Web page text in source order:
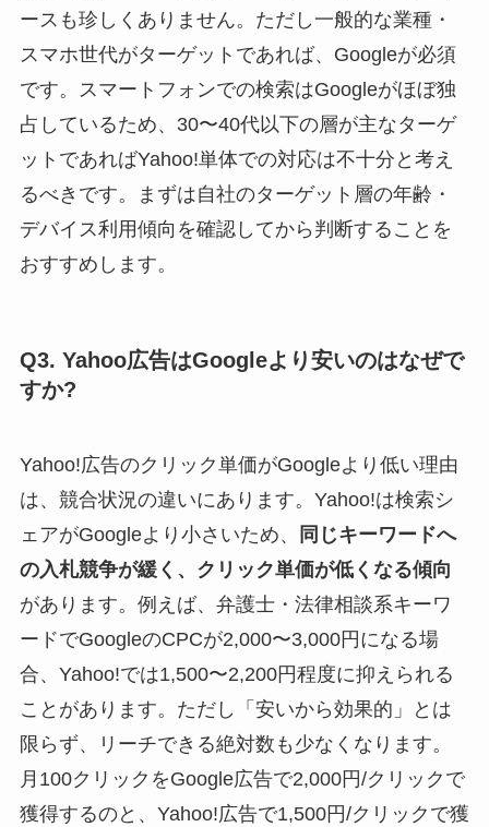
ースも珍しくありません。ただし一般的な業種・
スマホ世代がターゲットであれば、Googleが必須
です。スマートフォンでの検索はGoogleがほぼ独
占しているため、30〜40代以下の層が主なターゲ
ットであればYahoo!単体での対応は不十分と考え
るべきです。まずは自社のターゲット層の年齢・
デバイス利用傾向を確認してから判断することを
おすすめします。
Q3. Yahoo広告はGoogleより安いのはなぜで
すか?
Yahoo!広告のクリック単価がGoogleより低い理由
は、競合状況の違いにあります。Yahoo!は検索シ
ェアがGoogleより小さいため、
同じキーワードへ
の入札競争が緩く、クリック単価が低くなる傾向
があります。例えば、弁護士・法律相談系キーワ
ードでGoogleのCPCが2,000〜3,000円になる場
合、Yahoo!では1,500〜2,200円程度に抑えられる
ことがあります。ただし「安いから効果的」とは
限らず、リーチできる絶対数も少なくなります。
月100クリックをGoogle広告で2,000円/クリックで
獲得するのと、Yahoo!広告で1,500円/クリックで獲